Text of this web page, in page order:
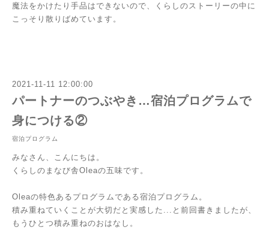
魔法をかけたり手品はできないので、くらしのストーリーの中に
こっそり散りばめています。
2021-11-11 12:00:00
パートナーのつぶやき…宿泊プログラムで
身につける②
宿泊プログラム
みなさん、こんにちは。
くらしのまなび舎Oleaの五味です。
Oleaの特色あるプログラムである宿泊プログラム。
積み重ねていくことが大切だと実感した...と前回書きましたが、
もうひとつ積み重ねのおはなし。